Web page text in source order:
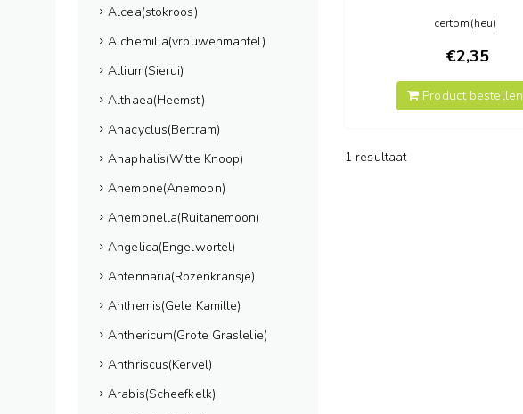
Alcea(stokroos)
Alchemilla(vrouwenmantel)
Allium(Sierui)
Althaea(Heemst)
Anacyclus(Bertram)
Anaphalis(Witte Knoop)
Anemone(Anemoon)
Anemonella(Ruitanemoon)
Angelica(Engelwortel)
Antennaria(Rozenkransje)
Anthemis(Gele Kamille)
Anthericum(Grote Graslelie)
Anthriscus(Kervel)
Arabis(Scheefkelk)
certom(heu)
€2,35
Product bestellen
1 resultaat